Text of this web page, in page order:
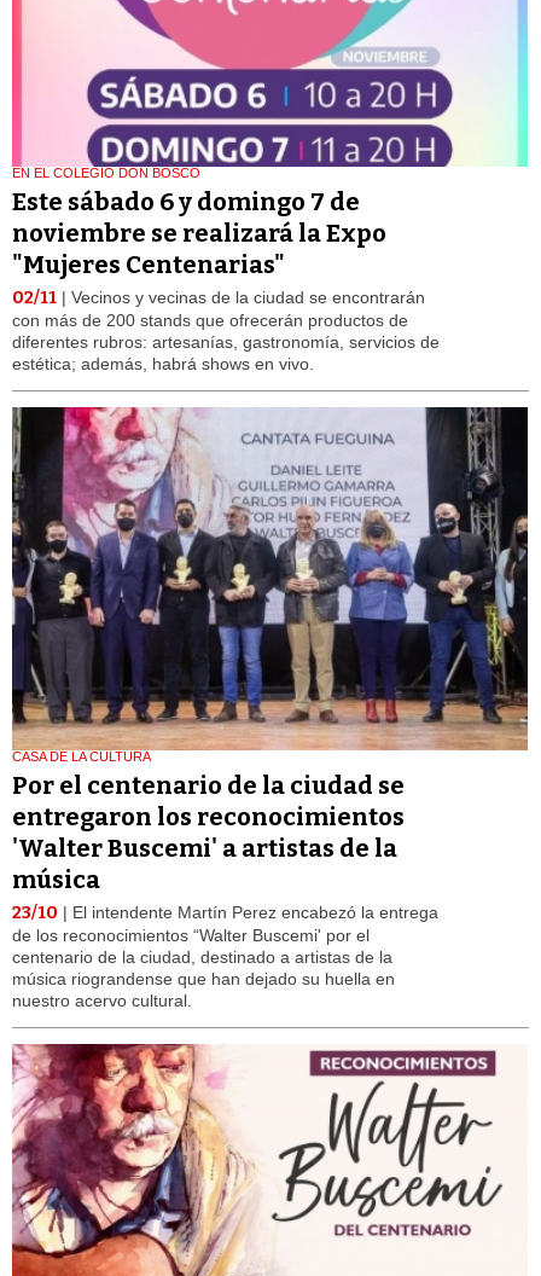
EN EL COLEGIO DON BOSCO
Este sábado 6 y domingo 7 de
noviembre se realizará la Expo
"Mujeres Centenarias"
02/11 | Vecinos y vecinas de la ciudad se encontrarán
con más de 200 stands que ofrecerán productos de
diferentes rubros: artesanías, gastronomía, servicios de
estética; además, habrá shows en vivo.
CASA DE LA CULTURA
Por el centenario de la ciudad se
entregaron los reconocimientos
'Walter Buscemi' a artistas de la
música
23/10 | El intendente Martín Perez encabezó la entrega
de los reconocimientos “Walter Buscemi' por el
centenario de la ciudad, destinado a artistas de la
música riograndense que han dejado su huella en
nuestro acervo cultural.